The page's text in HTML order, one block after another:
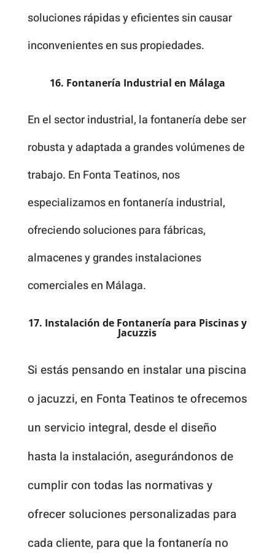
soluciones rápidas y eficientes sin causar
inconvenientes en sus propiedades.
16. Fontanería Industrial en Málaga
En el sector industrial, la fontanería debe ser
robusta y adaptada a grandes volúmenes de
trabajo. En Fonta Teatinos, nos
especializamos en fontanería industrial,
ofreciendo soluciones para fábricas,
almacenes y grandes instalaciones
comerciales en Málaga.
17. Instalación de Fontanería para Piscinas y
Jacuzzis
Si estás pensando en instalar una piscina
o jacuzzi, en Fonta Teatinos te ofrecemos
un servicio integral, desde el diseño
hasta la instalación, asegurándonos de
cumplir con todas las normativas y
ofrecer soluciones personalizadas para
cada cliente, para que la fontanería no